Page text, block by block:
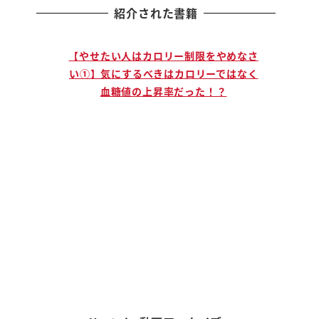
紹介された書籍
【やせたい人はカロリー制限をやめなさ
い①】気にするべきはカロリーではなく
血糖値の上昇率だった！？